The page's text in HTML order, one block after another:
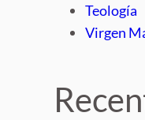
Teología
Virgen